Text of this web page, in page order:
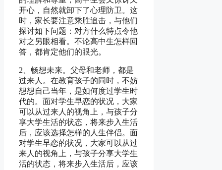
开心，自然就卸下了心理防卫。这
时，家长要注意乘胜追击，与他们
探讨如下问题：对方什么特点令他
对之另眼相看。不论高中生怎样回
答，都肯定他们的眼光。
2、畅想未来。父母和老师，都是
过来人。在教育孩子的同时，不妨
想想自己当年，是如何度过学生时
代的。面对学生早恋的状况，大家
可以从过来人的视角上，与孩子分
享大学生活的状态，将来步入生活
后，应该选择怎样的人生伴侣。面
对学生早恋的状况，大家可以从过
来人的视角上，与孩子分享大学生
活的状态，将来步入生活后，应该